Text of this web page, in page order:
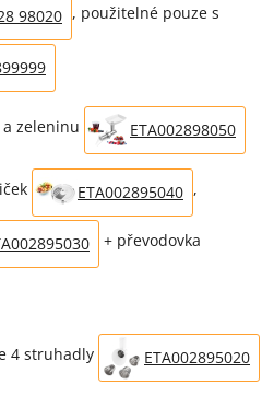
98020 , použitelné pouze s
zeleninu ETA002898050
ETA002895040 ,
+ převodovka
4 struhadly ETA002895020